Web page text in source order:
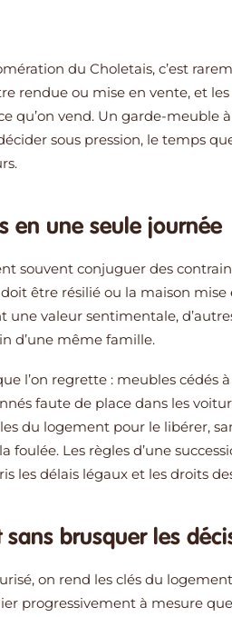
du Choletais, c’est
rendue ou mise en vente, et
qu’on vend. Un garde-meuble
sous pression, le temps
en une seule journée
souvent conjuguer des
être résilié ou la maison mise
une valeur sentimentale,
d’une même famille.
l’on regrette : meubles cédés
faute de place dans les
du logement pour le libérer,
Les règles d’une
les délais légaux et les droits
brusquer les
on rend les clés du
progressivement à mesure